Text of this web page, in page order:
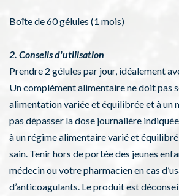
Boîte de 60 gélules (1 mois)
2. Conseils d'utilisation
Prendre 2 gélules par jour, idéalement
Un complément alimentaire ne doit pas
alimentation variée et équilibrée et à un
pas dépasser la dose journalière
à un régime alimentaire varié et
sain. Tenir hors de portée des jeunes
médecin ou votre pharmacien en cas
d’anticoagulants. Le produit est